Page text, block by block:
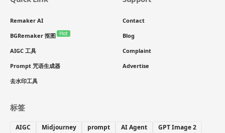
Remaker AI
BGRemaker 抠图 Hot
AIGC 工具
Prompt 咒语生成器
去水印工具
Contact
Blog
Complaint
Advertise
标签
AIGC Midjourney prompt AI Agent GPT Image 2